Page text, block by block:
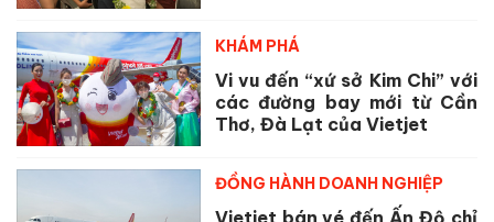
KHÁM PHÁ
Vi vu đến “xứ sở Kim Chi” với
các đường bay mới từ Cần
Thơ, Đà Lạt của Vietjet
ĐỒNG HÀNH DOANH NGHIỆP
Vietjet bán vé đến Ấn Độ chỉ